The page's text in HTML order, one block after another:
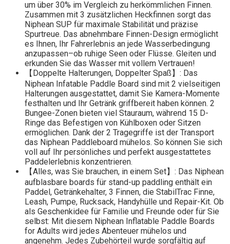
um über 30% im Vergleich zu herkömmlichen Finnen.
Zusammen mit 3 zusätzlichen Heckfinnen sorgt das
Niphean SUP für maximale Stabilität und präzise
Spurtreue. Das abnehmbare Finnen-Design ermöglicht
es Ihnen, Ihr Fahrerlebnis an jede Wasserbedingung
anzupassen–ob ruhige Seen oder Flüsse. Gleiten und
erkunden Sie das Wasser mit vollem Vertrauen!
【Doppelte Halterungen, Doppelter Spaß】: Das
Niphean Infatable Paddle Board sind mit 2 vielseitigen
Halterungen ausgestattet, damit Sie Kamera-Momente
festhalten und Ihr Getränk griffbereit haben können. 2
Bungee-Zonen bieten viel Stauraum, während 15 D-
Ringe das Befestigen von Kühlboxen oder Sitzen
ermöglichen. Dank der 2 Tragegriffe ist der Transport
das Niphean Paddleboard mühelos. So können Sie sich
voll auf Ihr persönliches und perfekt ausgestattetes
Paddelerlebnis konzentrieren.
【Alles, was Sie brauchen, in einem Set】: Das Niphean
aufblasbare boards für stand-up paddling enthält ein
Paddel, Getränkehalter, 3 Finnen, die StabilTrac Finne,
Leash, Pumpe, Rucksack, Handyhülle und Repair-Kit. Ob
als Geschenkidee für Familie und Freunde oder für Sie
selbst: Mit diesem Niphean Inflatable Paddle Boards
for Adults wird jedes Abenteuer mühelos und
angenehm. Jedes Zubehörteil wurde sorgfältig auf